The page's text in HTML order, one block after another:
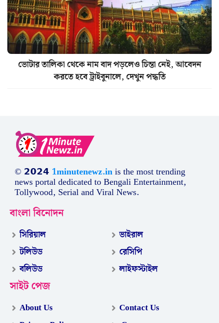
ভোটার তালিকা থেকে নাম বাদ পড়লেও চিন্তা নেই, আবেদন
করতে হবে ট্রাইবুনালে, দেখুন পদ্ধতি
© 𝟮𝟬𝟮𝟰 1minutenewz.inis the most trending
news portal dedicated to Bengali Entertainment,
Tollywood, Serial and Viral News.
বাংলা বিনোদন
সিরিয়াল
টলিউড
বলিউড
ভাইরাল
রেসিপি
লাইফস্টাইল
সাইট পেজ
About Us
Contact Us